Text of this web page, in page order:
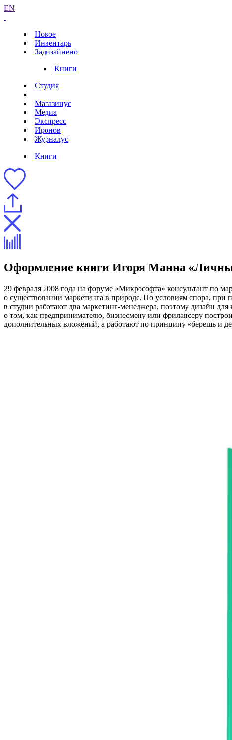
EN
Новое
Инвентарь
Задизайнено
Книги
Студия
Магазинус
Медиа
Экспресс
Иронов
Журналус
Книги
Оформление книги Игоря Манна
29 февраля 2008 года на форуме «Микрософта» консультант по
о существовании маркетинга в природе. По условиям спора, при
в студии работают два маркетинг-менеджера, поэтому дизайн
о том, как предпринимателю, бизнесмену или фрилансеру
дополнительных вложений, а работают по принципу «берешь и